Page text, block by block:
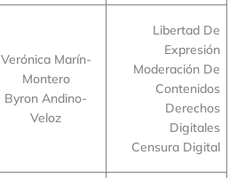
Verónica Marín-
Montero
Byron Andino-
Veloz
Libertad De
Expresión
Moderación De
Contenidos
Derechos
Digitales
Censura Digital